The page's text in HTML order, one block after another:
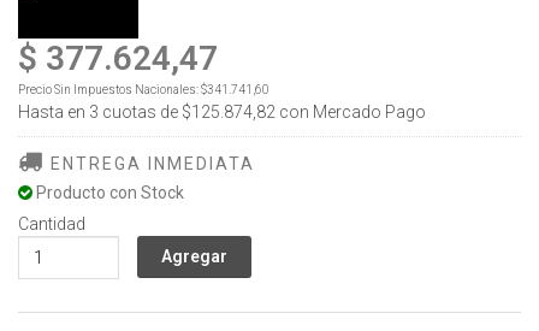
$ 377.624,47
Precio Sin Impuestos Nacionales:$341.741,60
Hasta en 3 cuotas de $125.874,82 con Mercado Pago
ENTREGA INMEDIATA
Producto con Stock
Cantidad